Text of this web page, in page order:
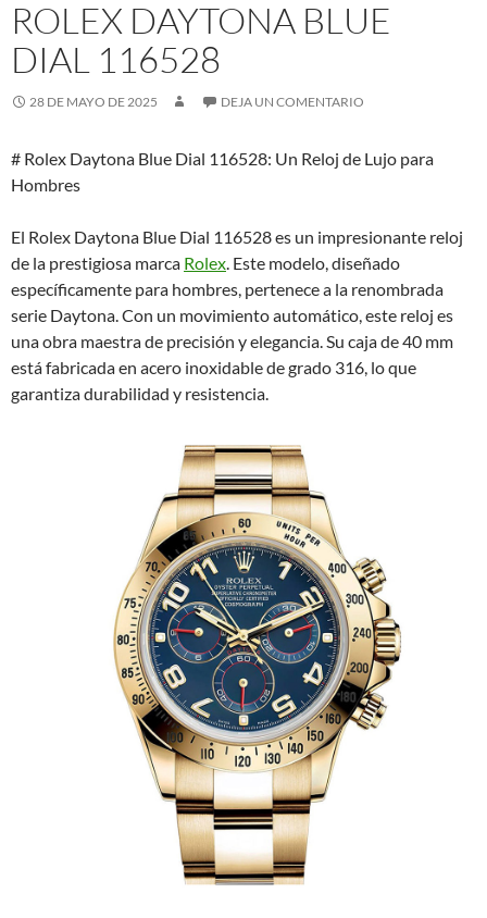
ROLEX DAYTONA BLUE
DIAL 116528
28 DE MAYO DE 2025 DEJA UN COMENTARIO
# Rolex Daytona Blue Dial 116528: Un Reloj de Lujo para
Hombres
El Rolex Daytona Blue Dial 116528 es un impresionante reloj
de la prestigiosa marca Rolex. Este modelo, diseñado
específicamente para hombres, pertenece a la renombrada
serie Daytona. Con un movimiento automático, este reloj es
una obra maestra de precisión y elegancia. Su caja de 40 mm
está fabricada en acero inoxidable de grado 316, lo que
garantiza durabilidad y resistencia.